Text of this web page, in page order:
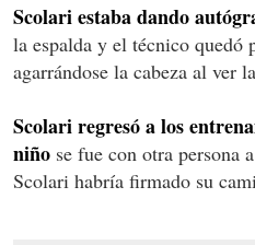
Scolari estaba dando
la espalda y el técnico quedó
agarrándose la cabeza al ver
Scolari regresó a los
niño se fue con otra persona
Scolari habría firmado su